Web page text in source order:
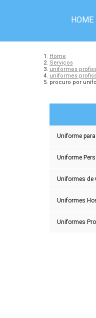
HOME
Home
Serviços
uniformes
uniformes
procuro por
Uniforme
Uniforme
Uniformes de
Uniformes
Uniformes